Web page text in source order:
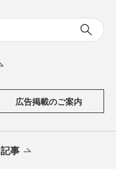
広告掲載のご案内
記事